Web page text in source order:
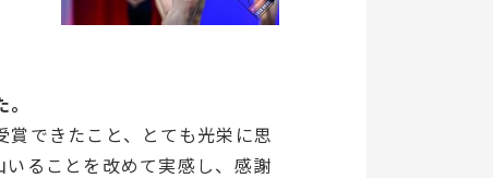
できたこと、とても光栄に思
ることを改めて実感し、感謝